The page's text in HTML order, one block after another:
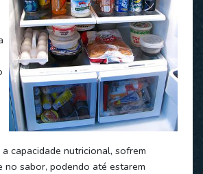
capacidade nutricional, sofrem
no sabor, podendo até estarem